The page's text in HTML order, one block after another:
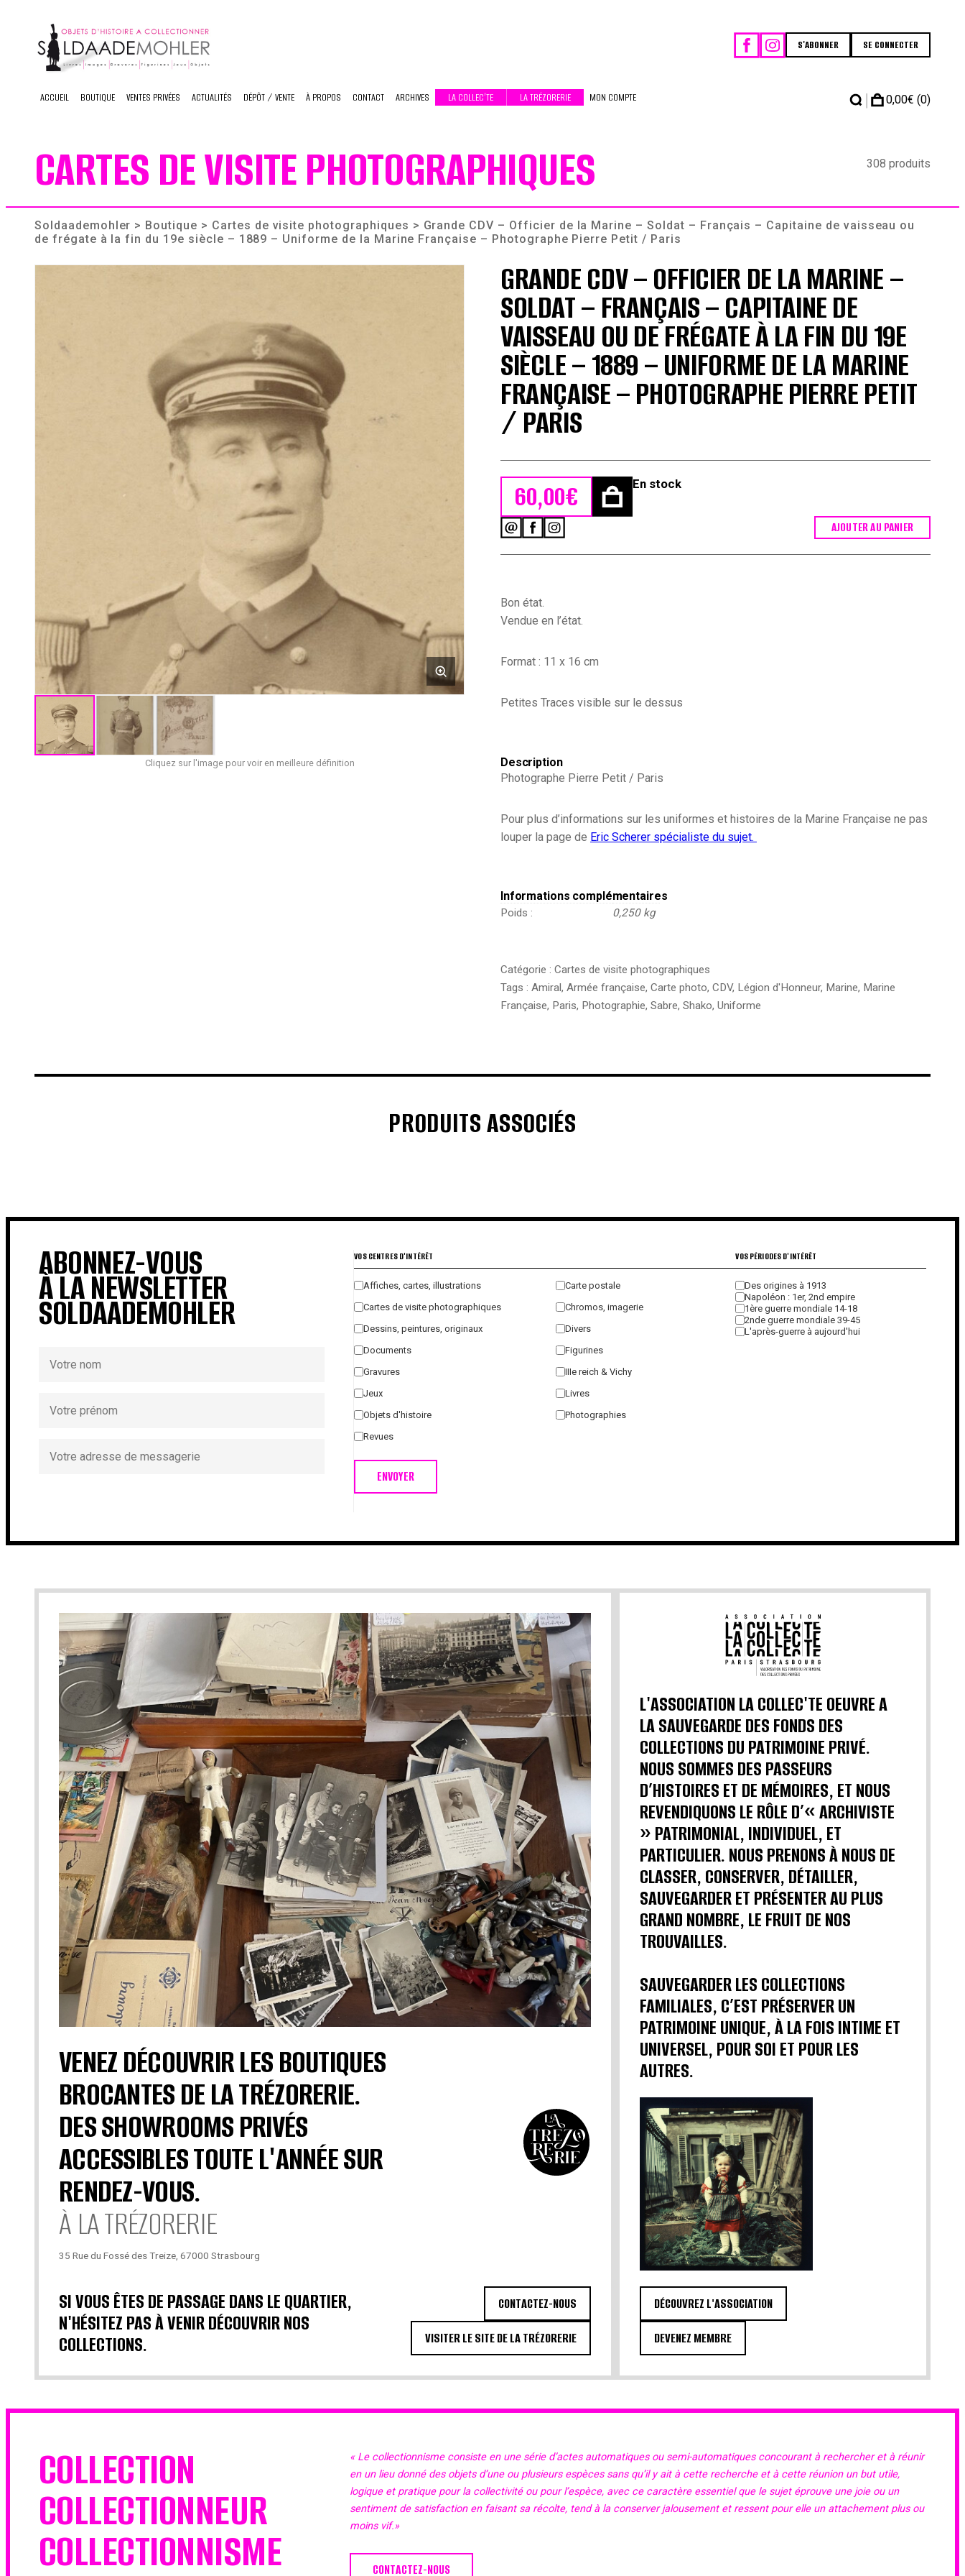
content
S'ABONNER SE CONNECTER
ACCUEIL BOUTIQUE VENTES PRIVÉES ACTUALITÉS DÉPÔT / VENTE À PROPOS CONTACT ARCHIVES LA COLLEC’TE LA TRÉZORERIE MON COMPTE | 0,00€ (0)
CARTES DE VISITE PHOTOGRAPHIQUES 308 produits
Soldaademohler > Boutique > Cartes de visite photographiques > Grande CDV – Officier de la Marine – Soldat – Français – Capitaine de vaisseau ou
de frégate à la fin du 19e siècle – 1889 – Uniforme de la Marine Française – Photographe Pierre Petit / Paris
Cliquez sur l'image pour voir en meilleure définition
GRANDE CDV – OFFICIER DE LA MARINE –
SOLDAT – FRANÇAIS – CAPITAINE DE
VAISSEAU OU DE FRÉGATE À LA FIN DU 19E
SIÈCLE – 1889 – UNIFORME DE LA MARINE
FRANÇAISE – PHOTOGRAPHE PIERRE PETIT
/ PARIS
60,00€ En stock
de
la
-
Soldat
Français
-
de
la
fin
1889
Marine
Française
Photographe
AJOUTER AU PANIER
Bon état.
Vendue en l’état.
Format : 11 x 16 cm
Petites Traces visible sur le dessus
Description
Photographe Pierre Petit / Paris
Pour plus d’informations sur les uniformes et histoires de la Marine Française ne pas
louper la page de Eric Scherer spécialiste du sujet.
Informations complémentaires
Poids 0,250 kg
Catégorie : Cartes de visite photographiques
Tags : Amiral, Armée française, Carte photo, CDV, Légion d'Honneur, Marine, Marine
Française, Paris, Photographie, Sabre, Shako, Uniforme
PRODUITS ASSOCIÉS
ABONNEZ-VOUS
À LA NEWSLETTER
SOLDAADEMOHLER
VOS CENTRES D'INTÉRÊT
Affiches, cartes, illustrations
Carte postale
Cartes de visite photographiques
Chromos, imagerie
Dessins, peintures, originaux
Divers
Documents
Figurines
Gravures
IIIe reich & Vichy
Jeux
Livres
Objets d'histoire
Photographies
Revues
ENVOYER
VOS PÉRIODES D'INTÉRÊT
Des origines à 1913
Napoléon : 1er, 2nd empire
1ère guerre mondiale 14-18
2nde guerre mondiale 39-45
L'après-guerre à aujourd'hui
VENEZ DÉCOUVRIR LES BOUTIQUES
BROCANTES DE LA TRÉZORERIE.
DES SHOWROOMS PRIVÉS
ACCESSIBLES TOUTE L'ANNÉE SUR
RENDEZ-VOUS.
À LA TRÉZORERIE
35 Rue du Fossé des Treize, 67000 Strasbourg
SI VOUS ÊTES DE PASSAGE DANS LE QUARTIER,
N'HÉSITEZ PAS À VENIR DÉCOUVRIR NOS
COLLECTIONS.
CONTACTEZ-NOUS
VISITER LE SITE DE LA TRÉZORERIE
L'ASSOCIATION LA COLLEC'TE OEUVRE A
LA SAUVEGARDE DES FONDS DES
COLLECTIONS DU PATRIMOINE PRIVÉ.
NOUS SOMMES DES PASSEURS
D’HISTOIRES ET DE MÉMOIRES, ET NOUS
REVENDIQUONS LE RÔLE D’« ARCHIVISTE
» PATRIMONIAL, INDIVIDUEL, ET
PARTICULIER. NOUS PRENONS À NOUS DE
CLASSER, CONSERVER, DÉTAILLER,
SAUVEGARDER ET PRÉSENTER AU PLUS
GRAND NOMBRE, LE FRUIT DE NOS
TROUVAILLES.
SAUVEGARDER LES COLLECTIONS
FAMILIALES, C’EST PRÉSERVER UN
PATRIMOINE UNIQUE, À LA FOIS INTIME ET
UNIVERSEL, POUR SOI ET POUR LES
AUTRES.
DÉCOUVREZ L'ASSOCIATION
DEVENEZ MEMBRE
COLLECTION
COLLECTIONNEUR
COLLECTIONNISME
« Le collectionnisme consiste en une série d’actes automatiques ou semi-automatiques concourant à rechercher et à réunir
en un lieu donné des objets d’une ou plusieurs espèces sans qu’il y ait à cette recherche et à cette réunion un but utile,
logique et pratique pour la collectivité ou pour l’espèce, avec ce caractère essentiel que le sujet éprouve une joie ou un
sentiment de satisfaction en faisant sa récolte, tend à la conserver jalousement et ressent pour elle un attachement plus ou
moins vif.»
CONTACTEZ-NOUS